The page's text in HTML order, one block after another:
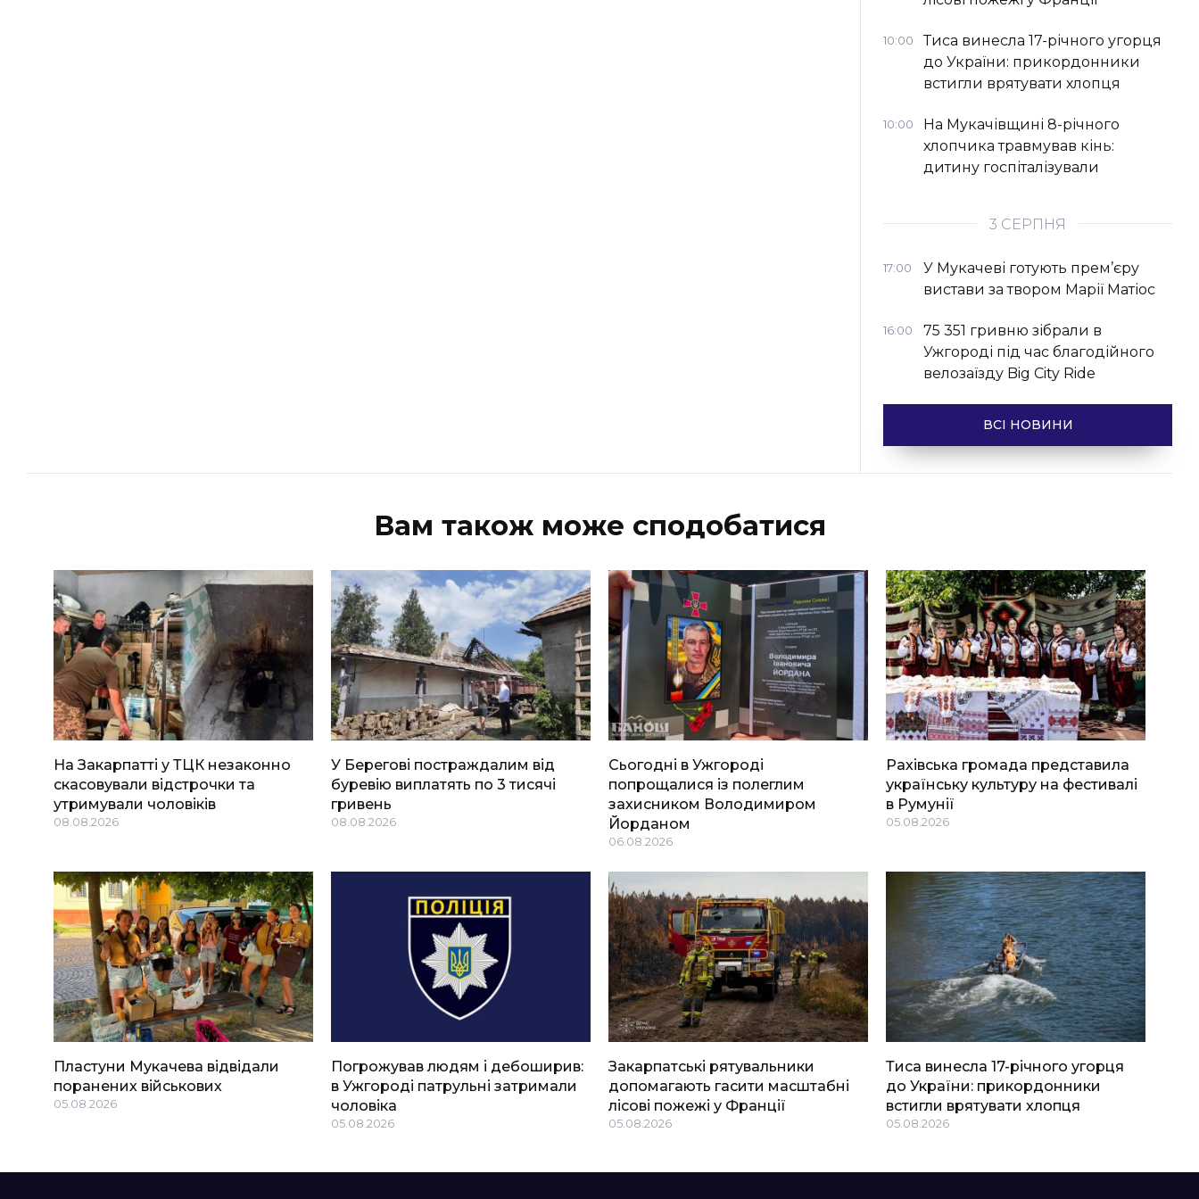
10:00
Тиса винесла 17-річного угорця
до України: прикордонники
встигли врятувати хлопця
10:00
На Мукачівщині 8-річного
хлопчика травмував кінь:
дитину госпіталізували
3 СЕРПНЯ
17:00
У Мукачеві готують прем’єру
вистави за твором Марії Матіос
16:00
75 351 гривню зібрали в
Ужгороді під час благодійного
велозаїзду Big Сity Ride
ВСІ НОВИНИ
Вам також може сподобатися
На Закарпатті у ТЦК незаконно
скасовували відстрочки та
утримували чоловіків
08.08.2026
У Берегові постраждалим від
буревію виплатять по 3 тисячі
гривень
08.08.2026
Сьогодні в Ужгороді
попрощалися із полеглим
захисником Володимиром
Йорданом
06.08.2026
Рахівська громада представила
українську культуру на фестивалі
в Румунії
05.08.2026
Пластуни Мукачева відвідали
поранених військових
05.08.2026
Погрожував людям і дебоширив:
в Ужгороді патрульні затримали
чоловіка
05.08.2026
Закарпатські рятувальники
допомагають гасити масштабні
лісові пожежі у Франції
05.08.2026
Тиса винесла 17-річного угорця
до України: прикордонники
встигли врятувати хлопця
05.08.2026